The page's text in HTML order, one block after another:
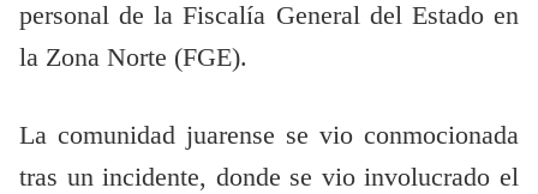
personal de la Fiscalía General del Estado en
la Zona Norte (FGE).
La comunidad juarense se vio conmocionada
tras un incidente, donde se vio involucrado el